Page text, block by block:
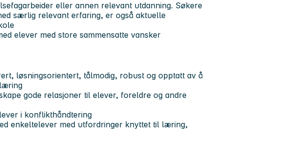
eller annen relevant utdanning. Søkere
særlig relevant erfaring, er også aktuelle
elever med store sammensatte vansker
løsningsorientert, tålmodig, robust og opptatt av å
gode relasjoner til elever, foreldre og andre
i konflikthåndtering
enkeltelever med utfordringer knyttet til læring,